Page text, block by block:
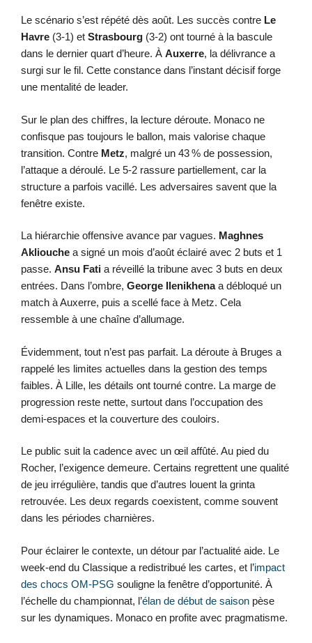
Le scénario s’est répété dès août. Les succès contre Le
Havre (3-1) et Strasbourg (3-2) ont tourné à la bascule
dans le dernier quart d’heure. À Auxerre, la délivrance a
surgi sur le fil. Cette constance dans l’instant décisif forge
une mentalité de leader.
Sur le plan des chiffres, la lecture déroute. Monaco ne
confisque pas toujours le ballon, mais valorise chaque
transition. Contre Metz, malgré un 43 % de possession,
l’attaque a déroulé. Le 5-2 rassure partiellement, car la
structure a parfois vacillé. Les adversaires savent que la
fenêtre existe.
La hiérarchie offensive avance par vagues. Maghnes
Akliouche a signé un mois d’août éclairé avec 2 buts et 1
passe. Ansu Fati a réveillé la tribune avec 3 buts en deux
entrées. Dans l’ombre, George Ilenikhenaa débloqué un
match à Auxerre, puis a scellé face à Metz. Cela
ressemble à une chaîne d’allumage.
Évidemment, tout n’est pas parfait. La déroute à Bruges a
rappelé les limites actuelles dans la gestion des temps
faibles. À Lille, les détails ont tourné contre. La marge de
progression reste nette, surtout dans l’occupation des
demi-espaces et la couverture des couloirs.
Le public suit la cadence avec un œil affûté. Au pied du
Rocher, l’exigence demeure. Certains regrettent une qualité
de jeu irrégulière, tandis que d’autres louent la grinta
retrouvée. Les deux regards coexistent, comme souvent
dans les périodes charnières.
Pour éclairer le contexte, un détour par l’actualité aide. Le
week-end du Classique a redistribué les cartes, et l’impact
des chocs OM-PSG souligne la fenêtre d’opportunité. À
l’échelle du championnat, l’élan de début de saison pèse
sur les dynamiques. Monaco en profite avec pragmatisme.